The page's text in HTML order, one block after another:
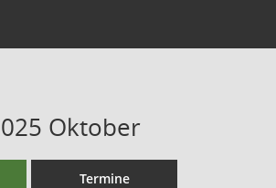
Oktober
Termine